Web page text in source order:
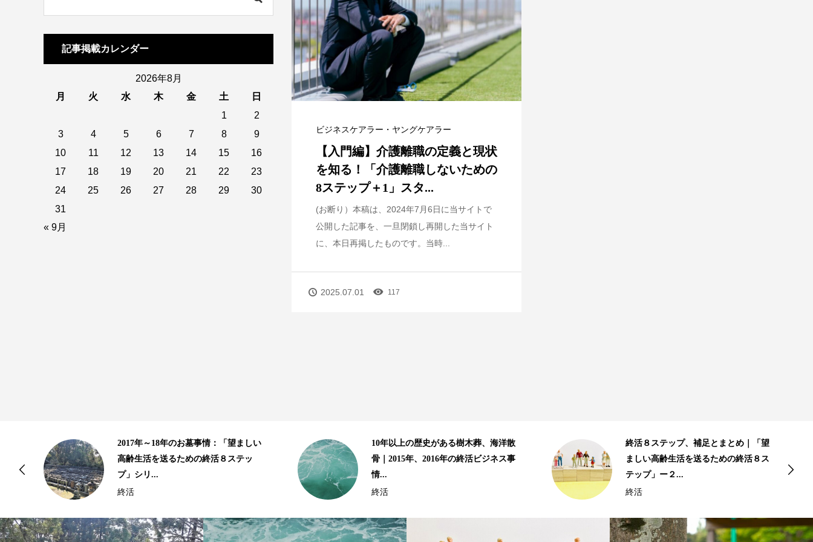
ビジネスケアラー・ヤングケアラー
【入門編】介護離職の定義と現状
を知る！「介護離職しないための
8ステップ＋1」スタ...
(お断り）本稿は、2024年7月6日に当サイトで
公開した記事を、一旦閉鎖し再開した当サイト
に、本日再掲したものです。当時...
2025.07.01 117
記事掲載カレンダー
2026年8月
月
火 水 木 金 土
日
1
2
3
4 5 6 7 8
9
10
11 12 13 14 15
16
17
18 19 20 21 22
23
24
25 26 27 28 29
30
31
« 9月
事情：「望ましい
の終活８ステッ
10年以上の歴史がある樹木葬、海洋散
骨｜2015年、2016年の終活ビジネス事
終活８ステップ、補足とまとめ｜「望
ましい高齢生活を送るための終活８ス
おひとりさまの終活課題と対
ましい高齢生活を送るための